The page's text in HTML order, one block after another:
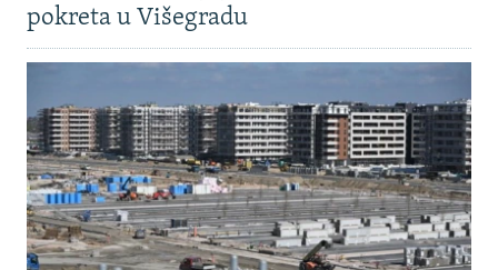
pokreta u Višegradu